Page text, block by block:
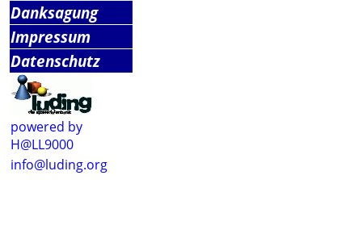
Danksagung
Impressum
Datenschutz
powered by
H@LL9000
info@luding.org